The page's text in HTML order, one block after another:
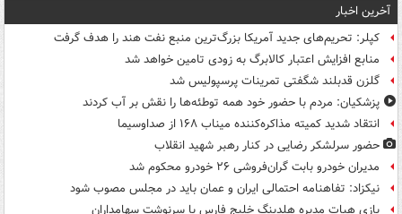
آخرین اخبار
کپلر: تحریم‌های جدید آمریکا بزرگ‌ترین منبع نفت هند را هدف گرفت
منابع افزایش اعتبار کالابرگ به زودی تامین خواهد شد
گلزن قدبلند شگفتی تمرینات پرسپولیس شد
پزشکیان: مردم با حضور خود همه توطئه‌ها را نقش بر آب کردند
انتقاد شدید کمیته مذاکره‌کننده میناب ۱۶۸ از صداوسیما
حضور سرلشکر رضایی در کنار رهبر شهید انقلاب
مدیران خودرو بابت گران‌فروشی ۲۶ خودرو محکوم شد
نیکزاد: تفاهنامه احتمالی ایران و عمان باید در مجلس مصوب شود
بازی هیات مدیره هلدینگ خلیج فارس با سرنوشت سهامداران